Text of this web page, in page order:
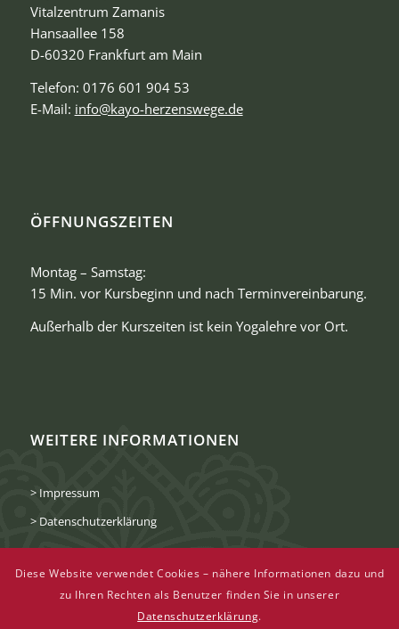
Vitalzentrum Zamanis
Hansaallee 158
D-60320 Frankfurt am Main
Telefon: 0176 601 904 53
E-Mail: info@kayo-herzenswege.de
ÖFFNUNGSZEITEN
Montag – Samstag:
15 Min. vor Kursbeginn und nach Terminvereinbarung.
Außerhalb der Kurszeiten ist kein Yogalehre vor Ort.
WEITERE INFORMATIONEN
> Impressum
> Datenschutzerklärung
Diese Website verwendet Cookies – nähere Informationen dazu und
zu Ihren Rechten als Benutzer finden Sie in unserer
Datenschutzerklärung.